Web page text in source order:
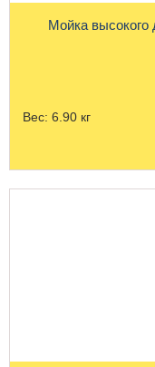
Мойка высокого
Вес: 6.90 кг